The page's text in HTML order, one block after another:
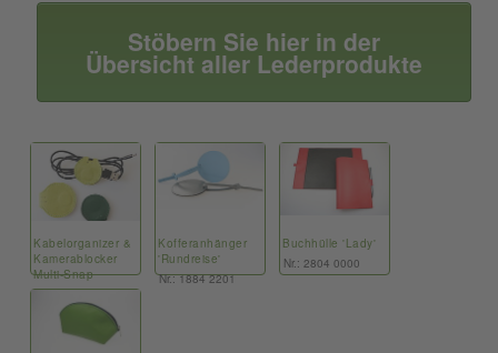
Stöbern Sie hier in der
Übersicht aller Lederprodukte
Kabelorganizer &
Kamerablocker
Multi-Snap
Nr.: 1708 0000
Kofferanhänger
'Rundreise'
Nr.: 1884 2201
Buchhülle 'Lady'
Nr.: 2804 0000